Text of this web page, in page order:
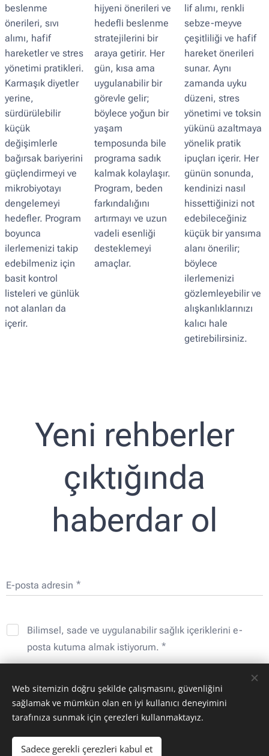
beslenme
önerileri, sıvı
alımı, hafif
hareketler ve stres
yönetimi pratikleri.
Karmaşık diyetler
yerine,
sürdürülebilir
küçük
değişimlerle
bağırsak bariyerini
güçlendirmeyi ve
mikrobiyotayı
dengelemeyi
hedefler. Program
boyunca
ilerlemenizi takip
edebilmeniz için
basit kontrol
listeleri ve günlük
not alanları da
içerir.
hijyeni önerileri ve
hedefli beslenme
stratejilerini bir
araya getirir. Her
gün, kısa ama
uygulanabilir bir
görevle gelir;
böylece yoğun bir
yaşam
temposunda bile
programa sadık
kalmak kolaylaşır.
Program, beden
farkındalığını
artırmayı ve uzun
vadeli esenliği
desteklemeyi
amaçlar.
lif alımı, renkli
sebze-meyve
çeşitliliği ve hafif
hareket önerileri
sunar. Aynı
zamanda uyku
düzeni, stres
yönetimi ve toksin
yükünü azaltmaya
yönelik pratik
ipuçları içerir. Her
günün sonunda,
kendinizi nasıl
hissettiğinizi not
edebileceğiniz
küçük bir yansıma
alanı önerilir;
böylece
ilerlemenizi
gözlemleyebilir ve
alışkanlıklarınızı
kalıcı hale
getirebilirsiniz.
Yeni rehberler
çıktığında
haberdar ol
E-posta adresin
Bilimsel, sade ve uygulanabilir sağlık içeriklerini e-
posta kutuma almak istiyorum.
Gönder
Web sitemizin doğru şekilde çalışmasını, güvenliğini
sağlamak ve mümkün olan en iyi kullanıcı deneyimini
tarafınıza sunmak için çerezleri kullanmaktayız.
Sadece gerekli çerezleri kabul et